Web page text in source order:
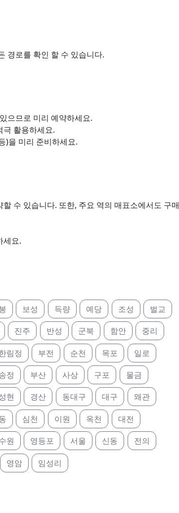
경로를 확인 할 수 있습니다.
으므로 미리 예약하세요.
극 활용하세요.
)을 미리 준비하세요.
수 있습니다. 또한, 주요 역의 매표소에서도 구매
세요.
보성 득량 예당 조성 벌교
진주 반성 군북 함안 중리
림정 부전 순천 목포 일로
정 부산 사상 구포 물금
현 경산 동대구 대구 왜관
심천 이원 옥천 대전
원 영등포 서울 신동 전의
영암 임성리